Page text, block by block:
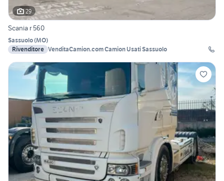
29
Scania r 560
Sassuolo(MO)
Rivenditore
VenditaCamion.com Camion Usati Sassuolo